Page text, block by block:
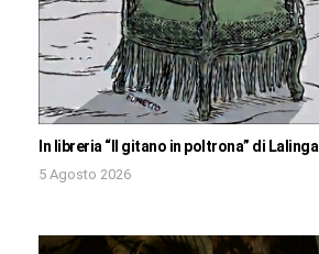
In libreria “Il gitano in poltrona” di Lalinga
5 Agosto 2026